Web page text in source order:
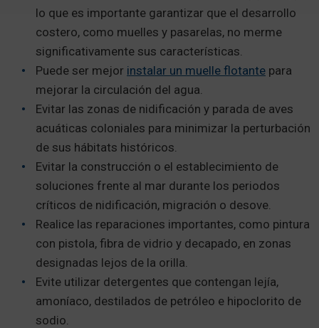
lo que es importante garantizar que el desarrollo
costero, como muelles y pasarelas, no merme
significativamente sus características.
Puede ser mejor instalar un muelle flotante para
mejorar la circulación del agua.
Evitar las zonas de nidificación y parada de aves
acuáticas coloniales para minimizar la perturbación
de sus hábitats históricos.
Evitar la construcción o el establecimiento de
soluciones frente al mar durante los periodos
críticos de nidificación, migración o desove.
Realice las reparaciones importantes, como pintura
con pistola, fibra de vidrio y decapado, en zonas
designadas lejos de la orilla.
Evite utilizar detergentes que contengan lejía,
amoníaco, destilados de petróleo e hipoclorito de
sodio.